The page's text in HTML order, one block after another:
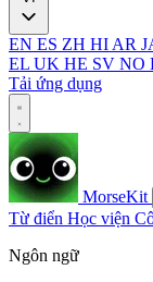
EN ES ZH HI AR
EL UK HE SV NO
Tải ứng dụng
MorseKit
Từ điển Học viện
Ngôn ngữ